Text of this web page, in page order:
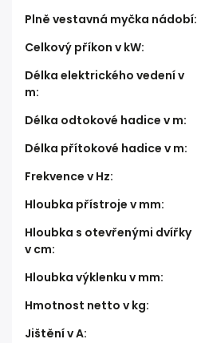
Plně vestavná myčka nádobí:
Celkový příkon v kW:
Délka elektrického vedení v
m:
Délka odtokové hadice v m:
Délka přítokové hadice v m:
Frekvence v Hz:
Hloubka přístroje v mm:
Hloubka s otevřenými dvířky
v cm:
Hloubka výklenku v mm:
Hmotnost netto v kg:
Jištění v A: